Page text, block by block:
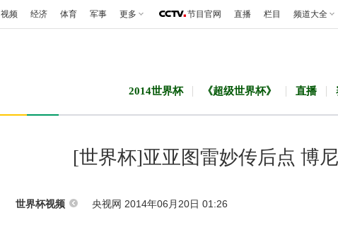
视频 经济 体育 军事 更多 节目官网 直播 栏目 频道大全
2014世界杯 《超级世界杯》 直播
[世界杯]亚亚图雷妙传后点 博
世界杯视频 央视网 2014年06月20日 01:26